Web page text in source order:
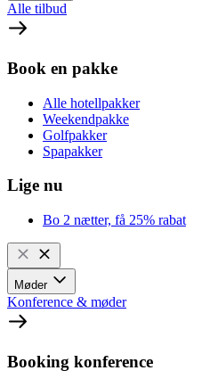
Alle tilbud
Book en pakke
Alle hotellpakker
Weekendpakke
Golfpakker
Spapakker
Lige nu
Bo 2 nætter, få 25% rabat
Møder
Konference & møder
Booking konference